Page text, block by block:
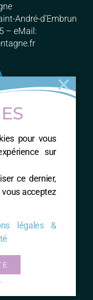
André-d’Embrun
– eMail:
Yoga
total RESET
confidentialité
pour vous
sur
ce dernier,
acceptez
légales &